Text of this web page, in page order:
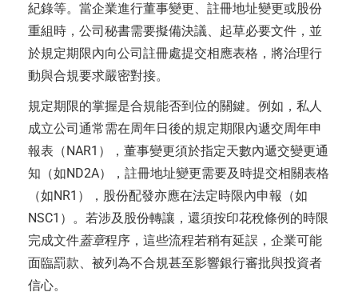
紀錄等。當企業進行董事變更、註冊地址變更或股份
重組時，公司秘書需要擬備決議、起草必要文件，並
於規定期限內向公司註冊處提交相應表格，將治理行
動與合規要求嚴密對接。
規定期限的掌握是合規能否到位的關鍵。例如，私人
成立公司通常需在周年日後的規定期限內遞交周年申
報表（NAR1），董事變更須於指定天數內遞交變更通
知（如ND2A），註冊地址變更需要及時提交相關表格
（如NR1），股份配發亦應在法定時限內申報（如
NSC1）。若涉及股份轉讓，還須按印花稅條例的時限
完成文件蓋章程序，這些流程若稍有延誤，企業可能
面臨罰款、被列為不合規甚至影響銀行審批與投資者
信心。